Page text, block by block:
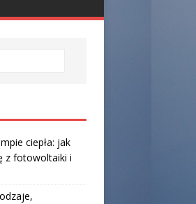
ciepła: jak
z fotowoltaiki i